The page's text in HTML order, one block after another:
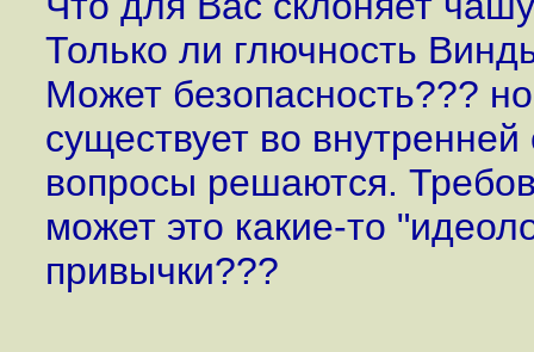
Только ли глючность
Может безопасность???
существует во
вопросы решаются.
может это какие-то
привычки???